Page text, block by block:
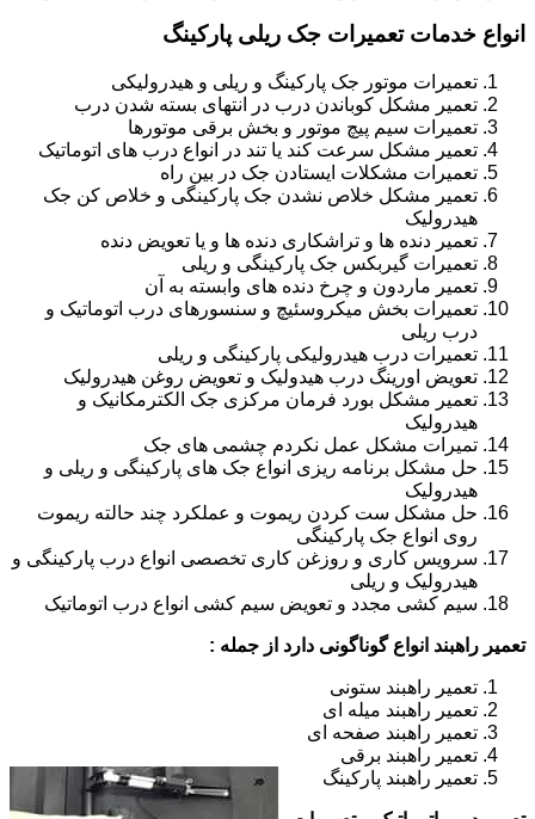
انواع خدمات تعمیرات جک ریلی پارکینگ
تعمیرات موتور جک پارکینگ و ریلی و هیدرولیکی
تعمیر مشکل کوباندن درب در انتهای بسته شدن درب
تعمیرات سیم پیچ موتور و بخش برقی موتورها
تعمیر مشکل سرعت کند یا تند در انواع درب های اتوماتیک
تعمیرات مشکلات ایستادن جک در بین راه
تعمیر مشکل خلاص نشدن جک پارکینگی و خلاص کن جک
هیدرولیک
تعمیر دنده ها و تراشکاری دنده ها و یا تعویض دنده
تعمیرات گیربکس جک پارکینگی و ریلی
تعمیر ماردون و چرخ دنده های وابسته به آن
تعمیرات بخش میکروسئیچ و سنسورهای درب اتوماتیک و
درب ریلی
تعمیرات درب هیدرولیکی پارکینگی و ریلی
تعویض اورینگ درب هیدولیک و تعویض روغن هیدرولیک
تعمیر مشکل بورد فرمان مرکزی جک الکترمکانیک و
هیدرولیک
تمیرات مشکل عمل نکردم چشمی های جک
حل مشکل برنامه ریزی انواع جک های پارکینگی و ریلی و
هیدرولیک
حل مشکل ست کردن ریموت و عملکرد چند حالته ریموت
روی انواع جک پارکینگی
سرویس کاری و روزغن کاری تخصصی انواع درب پارکینگی و
هیدرولیک و ریلی
سیم کشی مجدد و تعویض سیم کشی انواع درب اتوماتیک
تعمیر راهبند انواع گوناگونی دارد از جمله :
تعمیر راهبند ستونی
تعمیر راهبند میله ای
تعمیر راهبند صفحه ای
تعمیر راهبند برقی
تعمیر راهبند پارکینگ